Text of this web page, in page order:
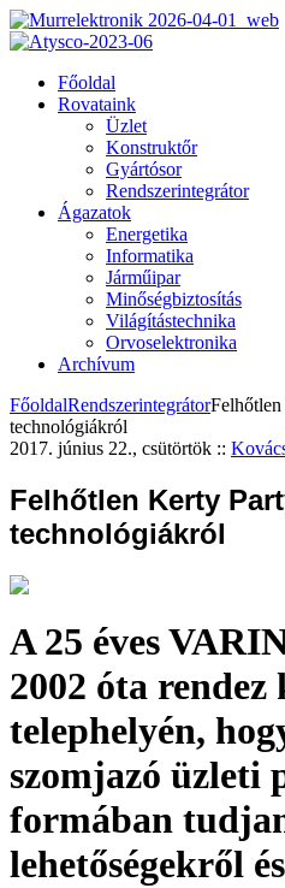
Főoldal
Rovataink
Üzlet
Konstruktőr
Gyártósor
Rendszerintegrátor
Ágazatok
Energetika
Informatika
Járműipar
Minőségbiztosítás
Világítástechnika
Orvoselektronika
Archívum
FőoldalRendszerintegrátor
technológiákról
2017. június 22., csütörtök ::
Felhőtlen Kerty
technológiákról
A 25 éves
2002 óta
telephelyén,
szomjazó üzleti
formában
lehetőségekről